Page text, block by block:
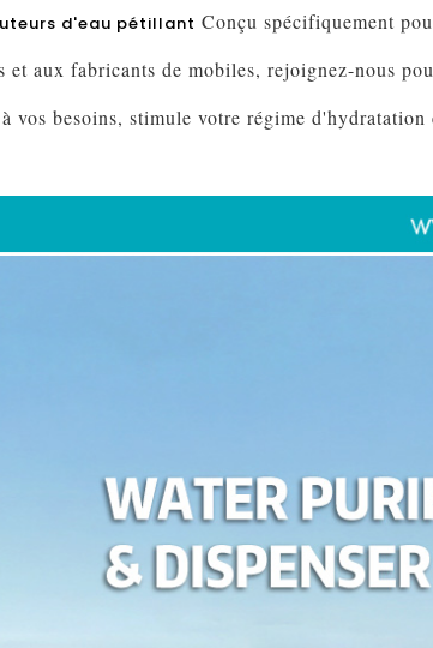
d'eau pétillant Conçu spécifiquement
aux fabricants de mobiles, rejoignez-nous
besoins, stimule votre régime d'hydratation